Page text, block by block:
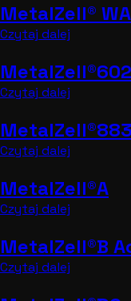
MetalZell®
Czytaj dalej
Czytaj dalej
MetalZell®883
Czytaj dalej
MetalZell®A
Czytaj dalej
MetalZell®B
Czytaj dalej